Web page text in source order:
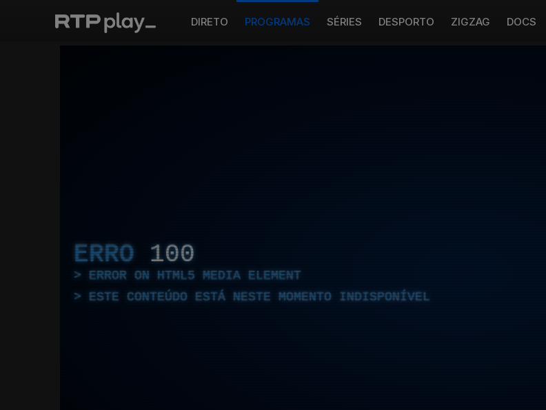
DIRETO PROGRAMAS SÉRIES DESPORTO ZIGZAG DOCS
ERRO 100
ERROR ON HTML5 MEDIA ELEMENT
ESTE CONTEÚDO ESTÁ NESTE MOMENTO INDISPONÍVEL